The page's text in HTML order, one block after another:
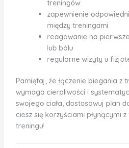
treningów
zapewnienie
między treningami
reagowanie na
lub bólu
regularne wizyty u
Pamiętaj, że łączenie biegania z
wymaga cierpliwości i
swojego ciała, dostosowuj plan
ciesz się korzyściami płynącymi
treningu!